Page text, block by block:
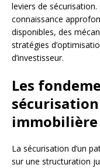
leviers de
connaissance
disponibles, des
stratégies
d’investisseur.
Les
immobilière
La sécurisation d’un
sur une structuration